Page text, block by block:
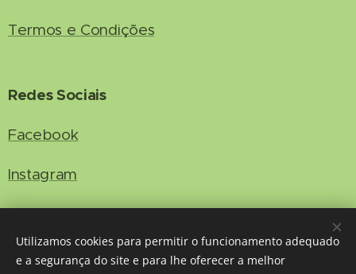
Termos e Condições
Redes Sociais
Facebook
Instagram
Contacto
Utilizamos cookies para permitir o funcionamento adequado
e a segurança do site e para lhe oferecer a melhor